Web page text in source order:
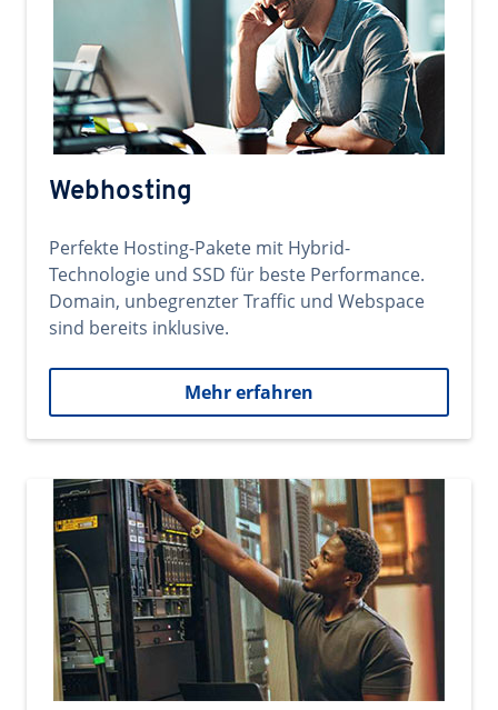
Webhosting
Perfekte Hosting-Pakete mit Hybrid-
Technologie und SSD für beste Performance.
Domain, unbegrenzter Traffic und Webspace
sind bereits inklusive.
Mehr erfahren